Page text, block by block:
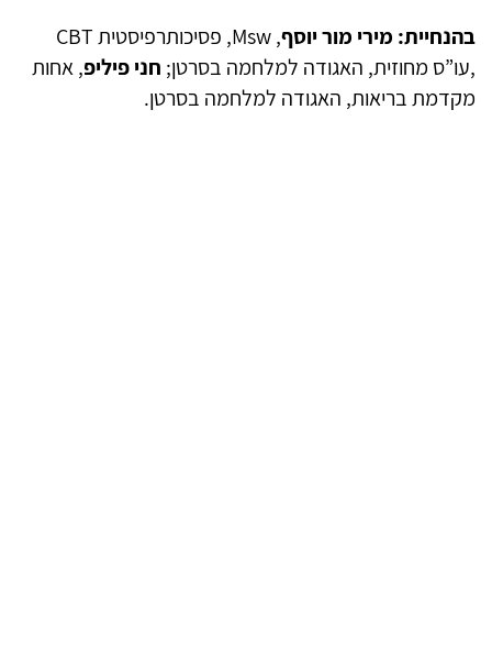
בהנחיית: מירי מור יוסף,
Msw, פסיכותרפיסטיתCBT
,עו”ס מחוזית, האגודה למלחמה בסרטן; חני פיליפ, אחות
מקדמת בריאות, האגודה למלחמה בסרטן.